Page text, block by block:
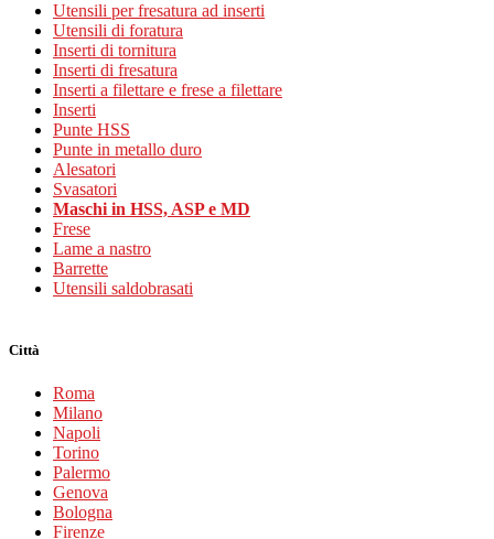
Utensili per fresatura ad inserti
Utensili di foratura
Inserti di tornitura
Inserti di fresatura
Inserti a filettare e frese a filettare
Inserti
Punte HSS
Punte in metallo duro
Alesatori
Svasatori
Maschi in HSS, ASP e MD
Frese
Lame a nastro
Barrette
Utensili saldobrasati
Città
Roma
Milano
Napoli
Torino
Palermo
Genova
Bologna
Firenze